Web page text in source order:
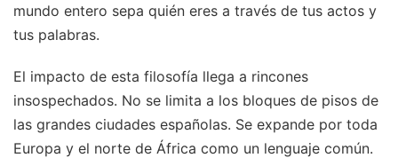
mundo entero sepa quién eres a través de tus actos y
tus palabras.
El impacto de esta filosofía llega a rincones
insospechados. No se limita a los bloques de pisos de
las grandes ciudades españolas. Se expande por toda
Europa y el norte de África como un lenguaje común.